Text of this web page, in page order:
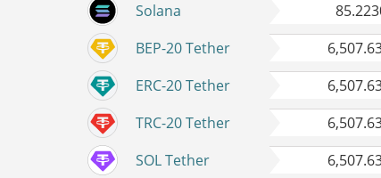
Solana
BEP-20 Tether
ERC-20 Tether
TRC-20 Tether
SOL Tether